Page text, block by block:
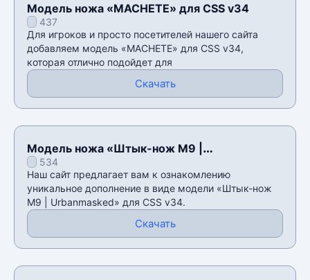
Модель ножа «MACHETE» для CSS v34
437
Для игроков и просто посетителей нашего сайта
добавляем модель «MACHETE» для CSS v34,
которая отлично подойдет для
Скачать
Модель ножа «Штык-нож M9 |
Urbanmasked» для CSS v34
534
Наш сайт предлагает вам к ознакомлению
уникальное дополнение в виде модели «Штык-нож
M9 | Urbanmasked» для CSS v34.
Скачать